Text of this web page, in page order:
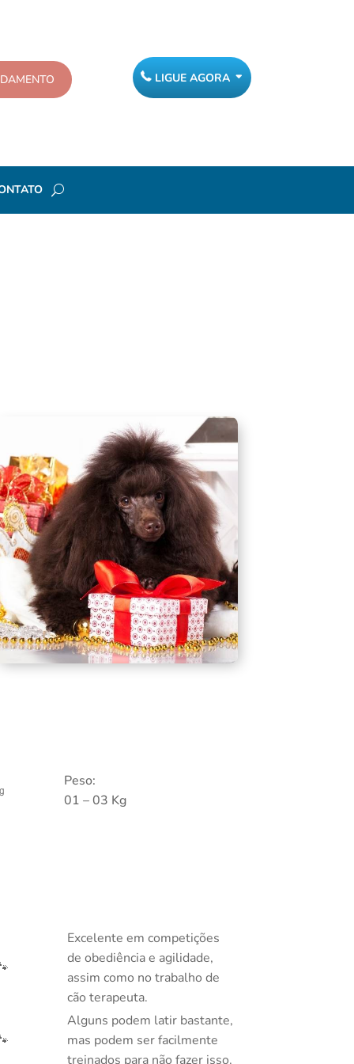
LIGUE AGORA
Peso:
01 – 03 Kg
Excelente em competições
de obediência e agilidade,
assim como no trabalho de
cão terapeuta.
Alguns podem latir bastante,
mas podem ser facilmente
treinados para não fazer isso.